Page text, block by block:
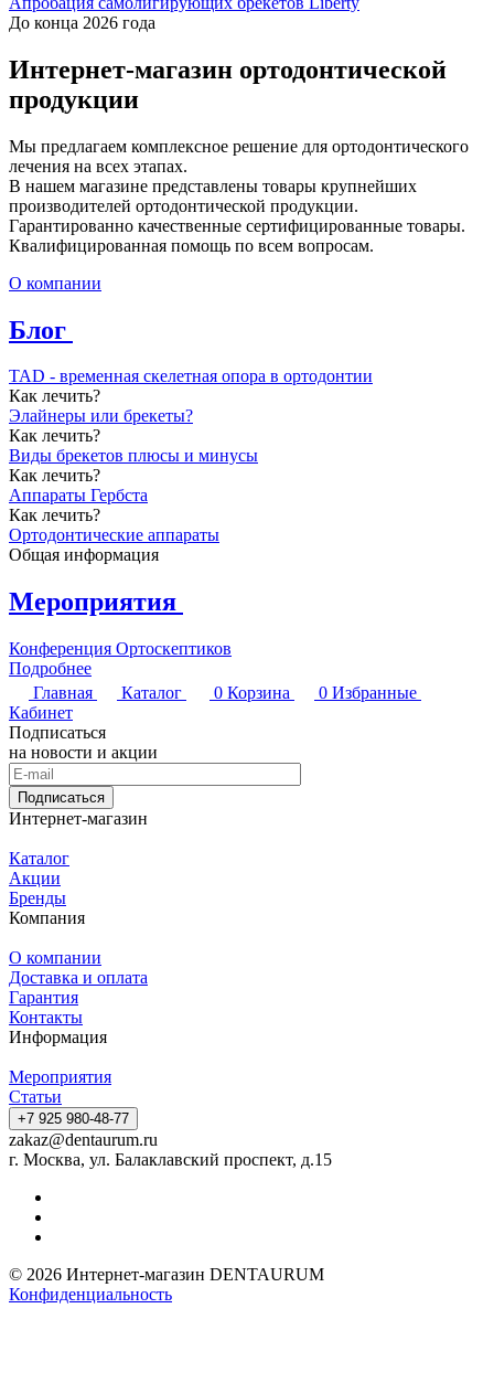
До конца 2026 года
Интернет-магазин ортодонтической
продукции
Мы предлагаем комплексное решение для ортодонтического
лечения на всех этапах.
В нашем магазине представлены товары крупнейших
производителей ортодонтической продукции.
Гарантированно качественные сертифицированные товары.
Квалифицированная помощь по всем вопросам.
О компании
Блог
TAD - временная скелетная опора в ортодонтии
Как лечить?
Элайнеры или брекеты?
Как лечить?
Виды брекетов плюсы и минусы
Как лечить?
Аппараты Гербста
Как лечить?
Ортодонтические аппараты
Общая информация
Мероприятия
Конференция Ортоскептиков
Подробнее
Главная
Каталог 0 Корзина 0 Избранные
Кабинет
Подписаться
на новости и акции
Подписаться
Интернет-магазин
Каталог
Акции
Бренды
Компания
О компании
Доставка и оплата
Гарантия
Контакты
Информация
Мероприятия
Статьи
+7 925 980-48-77
zakaz@dentaurum.ru
г. Москва, ул. Балаклавский проспект, д.15
© 2026 Интернет-магазин DENTAURUM
Конфиденциальность